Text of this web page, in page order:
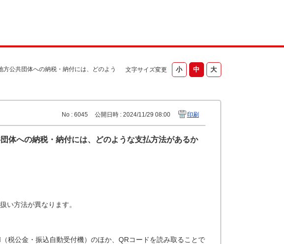
文字サイズ変更
公共団体への納税・納付には、どのよう
No : 6045 公開日時 : 2024/11/29 08:00 印刷
体への納税・納付には、どのような支払方法があるか
い方法が異なります。
税公金・振込自動受付機）のほか、QRコードを読み取ることで